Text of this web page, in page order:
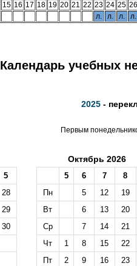
15 16 17 18 19 20 21 22 23 24 25 26
л.
л. л. л.
Календарь учебных
2025 -
Первым
5
28
29
30
Октябрь 2026
5 6 7
8
Пн
5 12
19
Вт
6 13
20
Ср
7 14
21
Чт
1 8 15
22
Пт
2 9 16
23